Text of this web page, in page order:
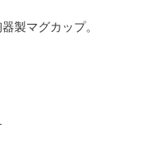
製マグカップ。